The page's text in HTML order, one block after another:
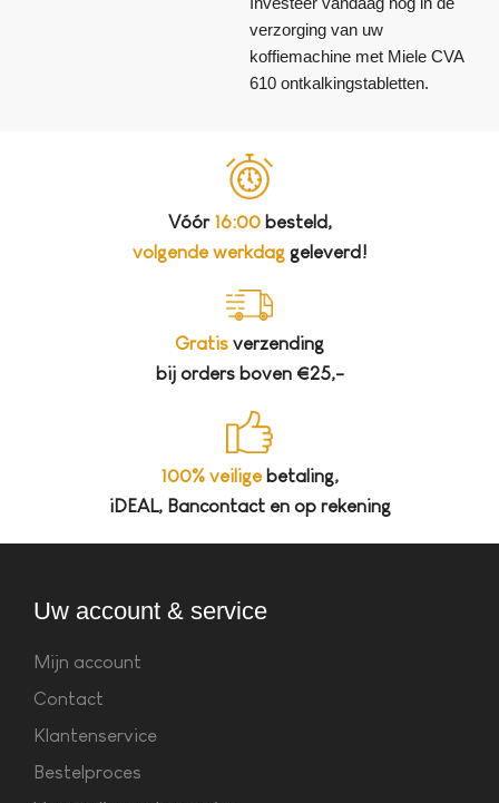
verzorging van uw
koffiemachine met Miele CVA
610 ontkalkingstabletten.
Vóór 16:00besteld,
volgende werkdaggeleverd!
Gratis verzending
bij orders boven €25,-
100% veiligebetaling,
iDEAL, Bancontact en op rekening
Uw account & service
Mijn account
Contact
Klantenservice
Bestelproces